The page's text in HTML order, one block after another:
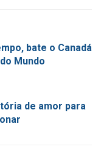
bate o Canadá
Mundo
de amor para